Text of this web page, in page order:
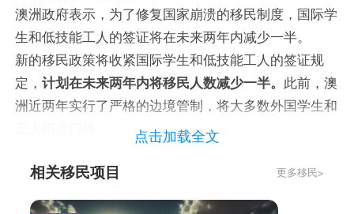
澳洲政府表示，为了修复国家崩溃的移民制度，国际学
生和低技能工人的签证将在未来两年内减少一半。
新的移民政策将收紧国际学生和低技能工人的签证规
定，计划在未来两年内将移民人数减少一半。 此前，澳
洲近两年实行了严格的边境管制，将大多数外国学生和
人员短缺问题。
澳洲作为世界上最紧张的劳动力市场之一，非常依赖移
点击加载全文
相关移民项目 更多移民>